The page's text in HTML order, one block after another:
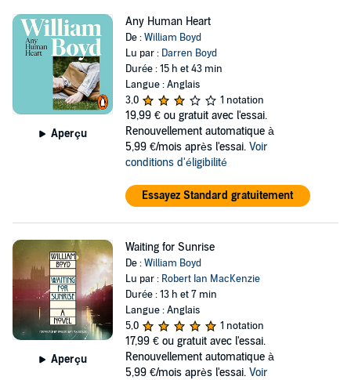
Aperçu
Any Human Heart
De :William Boyd
Lu par : Darren Boyd
Durée : 15 h et 43 min
Langue : Anglais
3,0
1 notation
19,99 € ou gratuit avec l'essai.
Renouvellement automatique à
5,99 €/mois après l'essai. Voir
conditions d'éligibilité
Essayez Standard gratuitement
Aperçu
Waiting for Sunrise
De :William Boyd
Lu par : Robert Ian MacKenzie
Durée : 13 h et 7 min
Langue : Anglais
5,0
1 notation
17,99 € ou gratuit avec l'essai.
Renouvellement automatique à
5,99 €/mois après l'essai. Voir